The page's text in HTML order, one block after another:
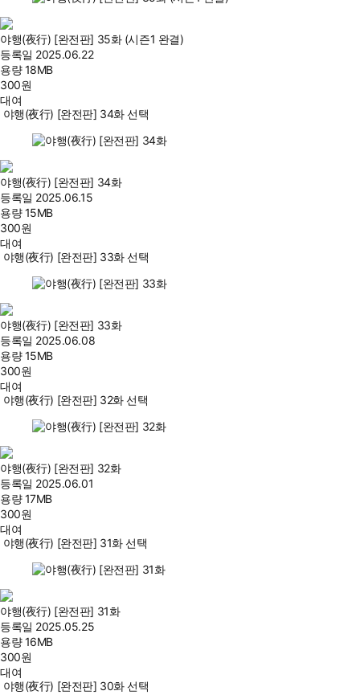
야행(夜行) [완전판] 35화 (시즌1 완결)
등록일 2025.06.22
용량18MB
300원
대여
야행(夜行) [완전판] 34화 선택
야행(夜行) [완전판] 34화
등록일 2025.06.15
용량15MB
300원
대여
야행(夜行) [완전판] 33화 선택
야행(夜行) [완전판] 33화
등록일 2025.06.08
용량15MB
300원
대여
야행(夜行) [완전판] 32화 선택
야행(夜行) [완전판] 32화
등록일 2025.06.01
용량17MB
300원
대여
야행(夜行) [완전판] 31화 선택
야행(夜行) [완전판] 31화
등록일 2025.05.25
용량16MB
300원
대여
야행(夜行) [완전판] 30화 선택